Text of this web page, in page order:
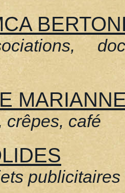
crêpes, café
publicitaires